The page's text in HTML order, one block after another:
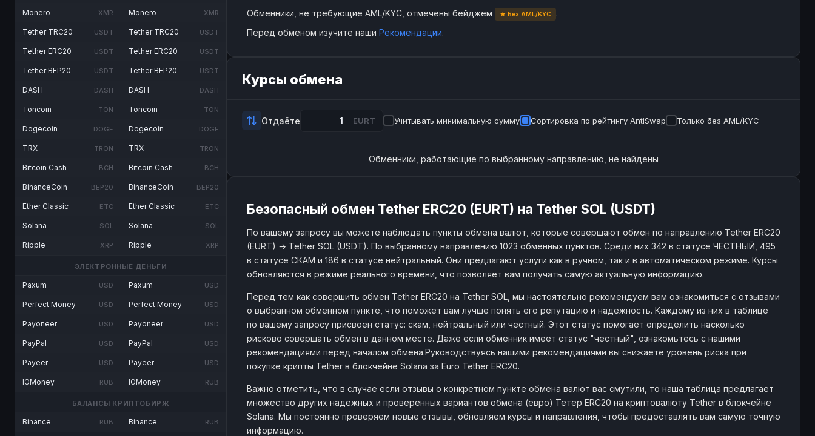
Monero XMR
Tether TRC20 USDT
Tether ERC20 USDT
Tether BEP20 USDT
DASH DASH
Toncoin TON
Dogecoin DOGE
TRX TRON
Bitcoin Cash BCH
BinanceCoin BEP20
Ether Classic ETC
Solana SOL
Ripple XRP
Monero XMR
Tether TRC20 USDT
Tether ERC20 USDT
Tether BEP20 USDT
DASH DASH
Toncoin TON
Dogecoin DOGE
TRX TRON
Bitcoin Cash BCH
BinanceCoin BEP20
Ether Classic ETC
Solana SOL
Ripple XRP
ЭЛЕКТРОННЫЕ ДЕНЬГИ
Paxum USD
Perfect Money USD
Payoneer USD
PayPal USD
Payeer USD
ЮMoney RUB
Paxum USD
Perfect Money USD
Payoneer USD
PayPal USD
Payeer USD
ЮMoney RUB
БАЛАНСЫ КРИПТОБИРЖ
Binance RUB Binance RUB
Обменники, не требующие AML/KYC, отмечены бейджем
★ Без AML/KYC
.
Перед обменом изучите наши Рекомендации.
Курсы обмена
Отдаёте EURT Учитывать минимальную сумму Сортировка по рейтингу AntiSwap Только без AML/KYC
Обменники, работающие по выбранному направлению, не найдены
Безопасный обмен Tether ERC20 (EURT) на Tether SOL (USDT)
По вашему запросу вы можете наблюдать пункты обмена валют, которые совершают обмен по направлению Tether ERC20
(EURT) → Tether SOL (USDT). По выбранному направлению 1023 обменных пунктов. Среди них 342 в статусе ЧЕСТНЫЙ, 495
в статусе СКАМ и 186 в статусе нейтральный. Они предлагают услуги как в ручном, так и в автоматическом режиме. Курсы
обновляются в режиме реального времени, что позволяет вам получать самую актуальную информацию.
Перед тем как совершить обмен Tether ERC20 на Tether SOL, мы настоятельно рекомендуем вам ознакомиться с отзывами
о выбранном обменном пункте, что поможет вам лучше понять его репутацию и надежность. Каждому из них в таблице
по вашему запросу присвоен статус: скам, нейтральный или честный. Этот статус помогает определить насколько
рисково совершать обмен в данном месте. Даже если обменник имеет статус "честный", ознакомьтесь с нашими
рекомендациями перед началом обмена.Руководствуясь нашими рекомендациями вы снижаете уровень риска при
покупке крипты Tether в блокчейне Solana за Euro Tether ERC20.
Важно отметить, что в случае если отзывы о конкретном пункте обмена валют вас смутили, то наша таблица предлагает
множество других надежных и проверенных вариантов обмена (евро) Тетер ERC20 на криптовалюту Tether в блокчейне
Solana. Мы постоянно проверяем новые отзывы, обновляем курсы и направления, чтобы предоставлять вам самую точную
информацию.